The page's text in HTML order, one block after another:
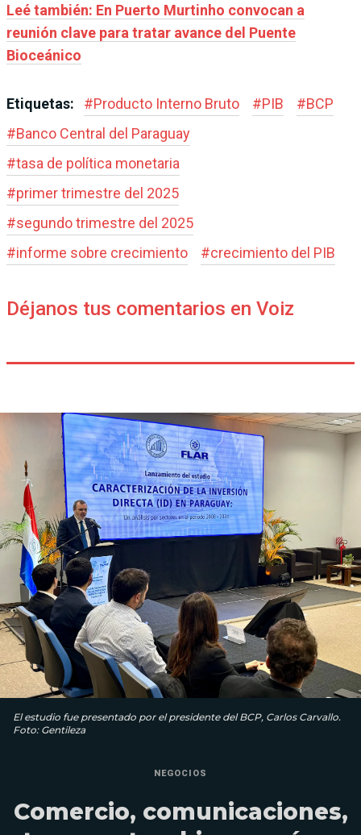
Leé también: En Puerto Murtinho convocan a
reunión clave para tratar avance del Puente
Bioceánico
Etiquetas: #Producto Interno Bruto #PIB #BCP
#Banco Central del Paraguay
#tasa de política monetaria
#primer trimestre del 2025
#segundo trimestre del 2025
#informe sobre crecimiento #crecimiento del PIB
Déjanos tus comentarios en Voiz
El estudio fue presentado por el presidente del BCP, Carlos Carvallo.
Foto: Gentileza
NEGOCIOS
Comercio, comunicaciones,